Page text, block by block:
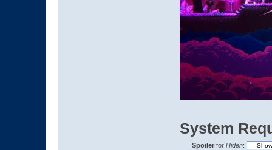
System
Spoilerfor Hiden: